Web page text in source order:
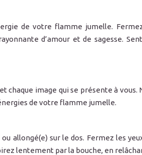
de votre flamme jumelle.
d’amour et de sagesse.
image qui se présente à
de votre flamme jumelle.
allongé(e) sur le dos. Fermez les
lentement par la bouche, en